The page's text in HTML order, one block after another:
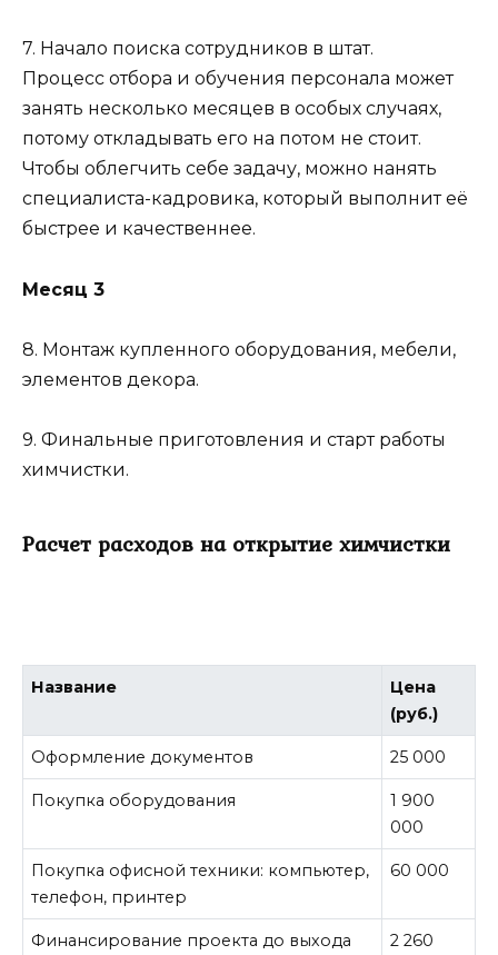
7. Начало поиска сотрудников в штат.
Процесс отбора и обучения персонала может
занять несколько месяцев в особых случаях,
потому откладывать его на потом не стоит.
Чтобы облегчить себе задачу, можно нанять
специалиста-кадровика, который выполнит её
быстрее и качественнее.
Месяц 3
8. Монтаж купленного оборудования, мебели,
элементов декора.
9. Финальные приготовления и старт работы
химчистки.
Расчет расходов на открытие химчистки
Название
Цена
(руб.)
Оформление документов 25 000
Покупка оборудования
1 900
000
Покупка офисной техники: компьютер,
телефон, принтер
60 000
Финансирование проекта до выхода
2 260